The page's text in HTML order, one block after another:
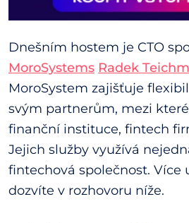
Dnešním hostem je CTO
MoroSystems Radek
MoroSystem zajišťuje
svým partnerům, mezi
finanční instituce, fintech
Jejich služby využívá
fintechová společnost. Více
dozvíte v rozhovoru níže.